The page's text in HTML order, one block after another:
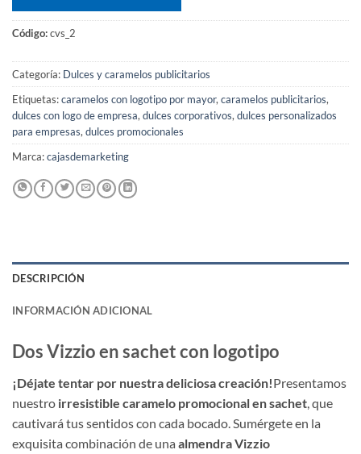
Código:cvs_2
Categoría: Dulces y caramelos publicitarios
Etiquetas:caramelos con logotipo por mayor, caramelos publicitarios,
dulces con logo de empresa, dulces corporativos, dulces personalizados
para empresas, dulces promocionales
Marca:cajasdemarketing
DESCRIPCIÓN
INFORMACIÓN ADICIONAL
Dos Vizzio en sachet con logotipo
¡Déjate tentar por nuestra deliciosa creación!Presentamos
nuestro irresistible caramelo promocional en sachet , que
cautivará tus sentidos con cada bocado. Sumérgete en la
exquisita combinación de una almendra Vizzio